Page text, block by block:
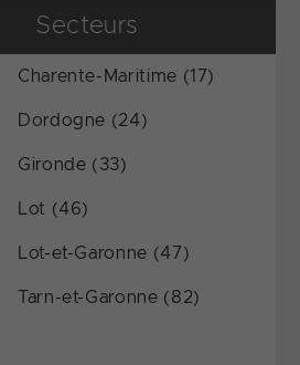
Secteurs
Charente-Maritime (17)
Dordogne (24)
Gironde (33)
Lot (46)
Lot-et-Garonne (47)
Tarn-et-Garonne (82)